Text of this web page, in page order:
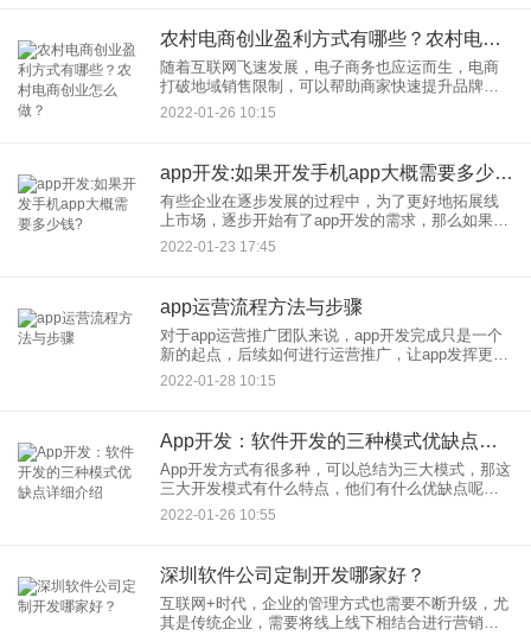
农村电商创业盈利方式有哪些？农村电商创业怎么做？
随着互联网飞速发展，电子商务也应运而生，电商
打破地域销售限制，可以帮助商家快速提升品牌口
碑，降低营销成本，深受欢迎，而近些年，国家对
于三农大力扶持，农村+电商相结合的商业模式更是
2022-01-26 10:15
app开发:如果开发手机app大概需要多少钱?
有些企业在逐步发展的过程中，为了更好地拓展线
上市场，逐步开始有了app开发的需求，那么如果开
发手机app大概需要多少钱呢? 对于自身没有技术团
队的企业来说，相
2022-01-23 17:45
app运营流程方法与步骤
对于app运营推广团队来说，app开发完成只是一个
新的起点，后续如何进行运营推广，让app发挥更大
价值，才是重要任务。那app如何运营？app运营流
程方法步骤有哪些呢？今天应用公园小编和大家讲
2022-01-28 10:15
App开发：软件开发的三种模式优缺点详细介绍
App开发方式有很多种，可以总结为三大模式，那这
三大开发模式有什么特点，他们有什么优缺点呢？
今天应用公园小编和大家讲解下，希望对你们有所
帮助。
2022-01-26 10:55
深圳软件公司定制开发哪家好？
互联网+时代，企业的管理方式也需要不断升级，尤
其是传统企业，需要将线上线下相结合进行营销，